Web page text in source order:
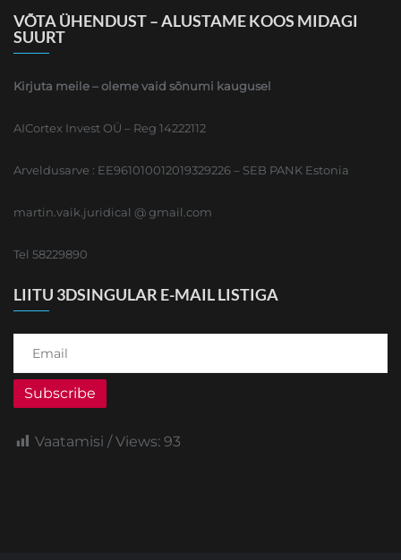
VÕTA ÜHENDUST – ALUSTAME KOOS MIDAGI
SUURT
Kirjuta meile – oleme vaid sõnumi kaugusel
AICortex Invest OÜ – Reg 14222112
Arveldusarve : EE961010012019329226 – SEB PANK Estonia
martin.vaik.juridical @ gmail.com
Tel 58229890
LIITU 3DSINGULAR E-MAIL LISTIGA
Subscribe
Vaatamisi / Views: 93